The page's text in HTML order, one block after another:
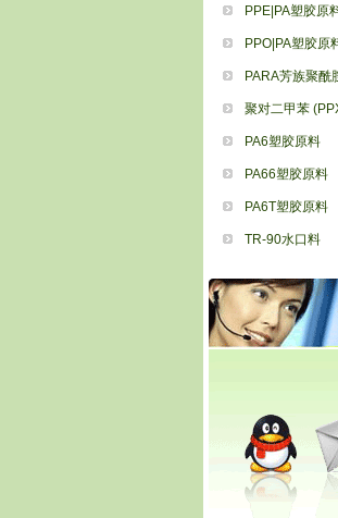
PPE|PA塑胶原
PPO|PA塑胶原
PARA芳族聚酰
聚对二甲苯
PA6塑胶原料
PA66塑胶原料
PA6T塑胶原料
TR-90水口料